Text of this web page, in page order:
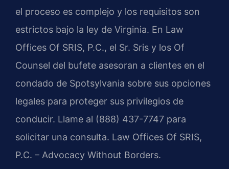
el proceso es complejo y los requisitos son
estrictos bajo la ley de Virginia. En Law
Offices Of SRIS, P.C., el Sr. Sris y los Of
Counsel del bufete asesoran a clientes en el
condado de Spotsylvania sobre sus opciones
legales para proteger sus privilegios de
conducir. Llame al (888) 437-7747 para
solicitar una consulta. Law Offices Of SRIS,
P.C. – Advocacy Without Borders.